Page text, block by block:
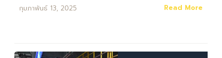
กุมภาพันธ์ 13, 2025 Read More